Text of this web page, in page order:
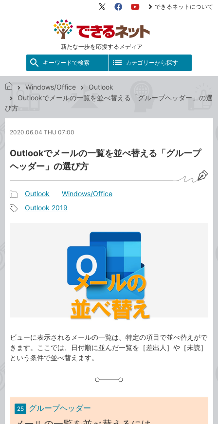
新たな一歩を応援するメディア
X（旧
FacebookYouTube
できるネットについて
キーワードで検索 カテゴリーから探す
で
き
ッ
Windows/Office
Outlook
Outlookでメールの一覧を並べ替える「グループヘッダー」の選
び方
2020.06.04 THU 07:00
Outlookでメールの一覧を並べ替える「グループ
ヘッダー」の選び方
事
Outlook Windows/Office
Outlook 2019
ビューに表示されるメールの一覧は、特定の項目で並べ替えがで
きます。ここでは、日付順に並んだ一覧を［差出人］や［未読］
という条件で並べ替えます。
25 グループヘッダー